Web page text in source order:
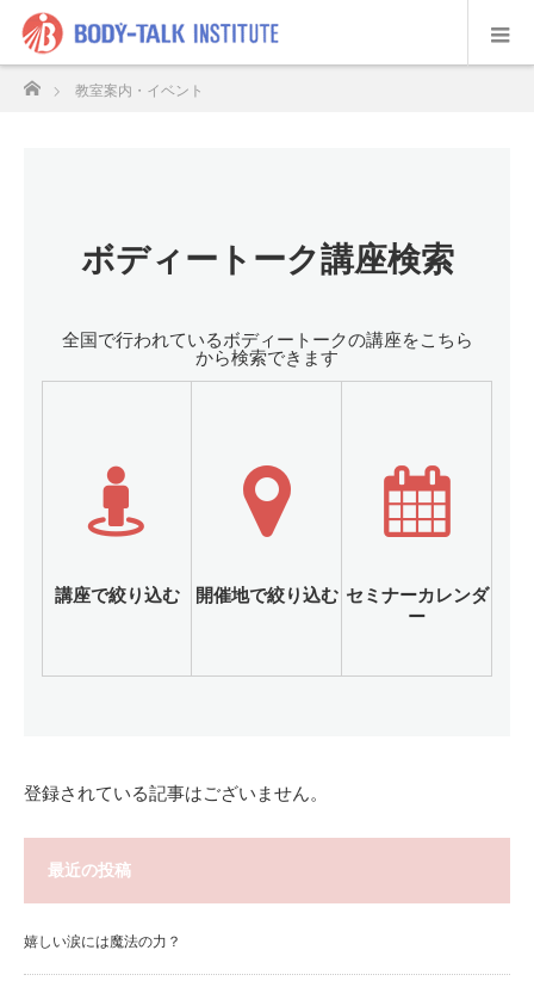
ホーム
教室案内・イベント
ボディートーク講座検索
全国で行われているボディートークの講座をこちら
から検索できます
講座で絞り込む 開催地で絞り込む セミナーカレンダ
ー
登録されている記事はございません。
最近の投稿
嬉しい涙には魔法の力？